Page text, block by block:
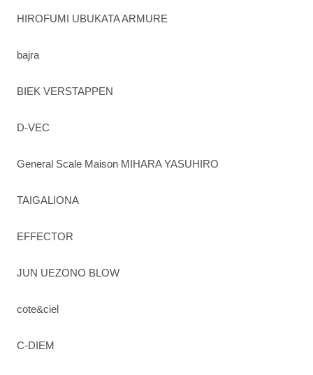
HIROFUMI UBUKATA ARMURE
bajra
BIEK VERSTAPPEN
D-VEC
General Scale Maison MIHARA YASUHIRO
TAIGALIONA
EFFECTOR
JUN UEZONO BLOW
cote&ciel
C-DIEM